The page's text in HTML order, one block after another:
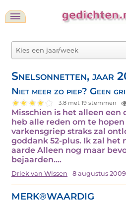
Snelsonnetten, jaar
Niet meer zo piep? Geen
3.8 met 19 stemmen
Misschien is het alleen een
heb alle reden om te
varkensgriep straks zal
goddank 52-plus. Ik zal het
aarde Alleen nog maar
bejaarden.…
Driek van Wissen 8 augustus 2009
MERK®WAARDIG